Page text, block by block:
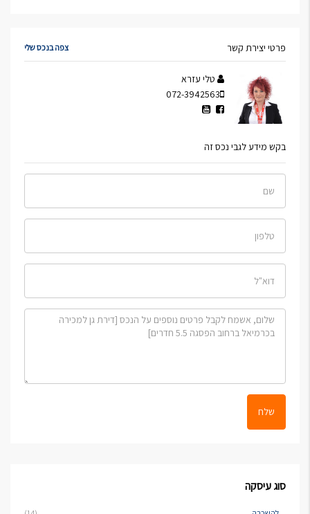
פרטי יצירת קשר צפה בנכס שלי
טלי עזרא
072-3942563
בקש מידע לגבי נכס זה
שלח
סוג עיסקה